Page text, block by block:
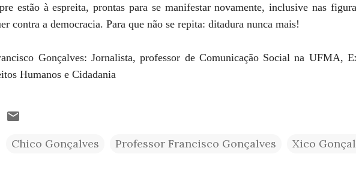
estão à espreita, prontas para se manifestar novamente, inclusive nas
contra a democracia. Para que não se repita: ditadura nunca mais!
Gonçalves: Jornalista, professor de Comunicação Social na UFMA,
Humanos e Cidadania
Chico Gonçalves Professor Francisco Gonçalves Xico